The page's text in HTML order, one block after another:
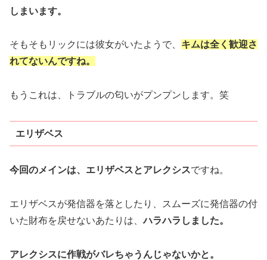
しまいます。
そもそもリックには彼女がいたようで、 キムは全く歓迎さ
れてないんですね。
もうこれは、トラブルの匂いがプンプンします。笑
エリザベス
今回のメインは、エリザベスとアレクシスですね。
エリザベスが発信器を落としたり、スムーズに発信器の付
いた財布を戻せないあたりは、ハラハラしました。
アレクシスに作戦がバレちゃうんじゃないかと。